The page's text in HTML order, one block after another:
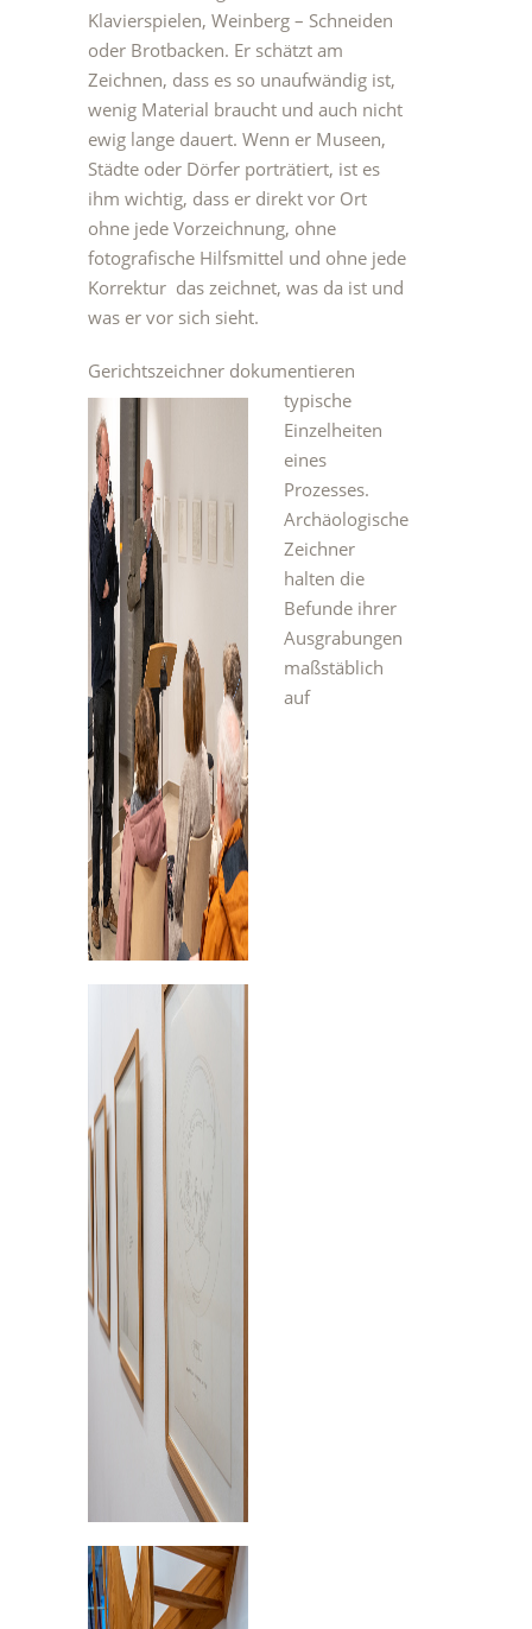
Klavierspielen, Weinberg – Schneiden
oder Brotbacken. Er schätzt am
Zeichnen, dass es so unaufwändig ist,
wenig Material braucht und auch nicht
ewig lange dauert. Wenn er Museen,
Städte oder Dörfer porträtiert, ist es
ihm wichtig, dass er direkt vor Ort
ohne jede Vorzeichnung, ohne
fotografische Hilfsmittel und ohne jede
Korrektur das zeichnet, was da ist und
was er vor sich sieht.
Gerichtszeichner dokumentieren
typische
Einzelheiten
eines
Prozesses.
Archäologische
Zeichner
halten die
Befunde ihrer
Ausgrabungen
maßstäblich
auf